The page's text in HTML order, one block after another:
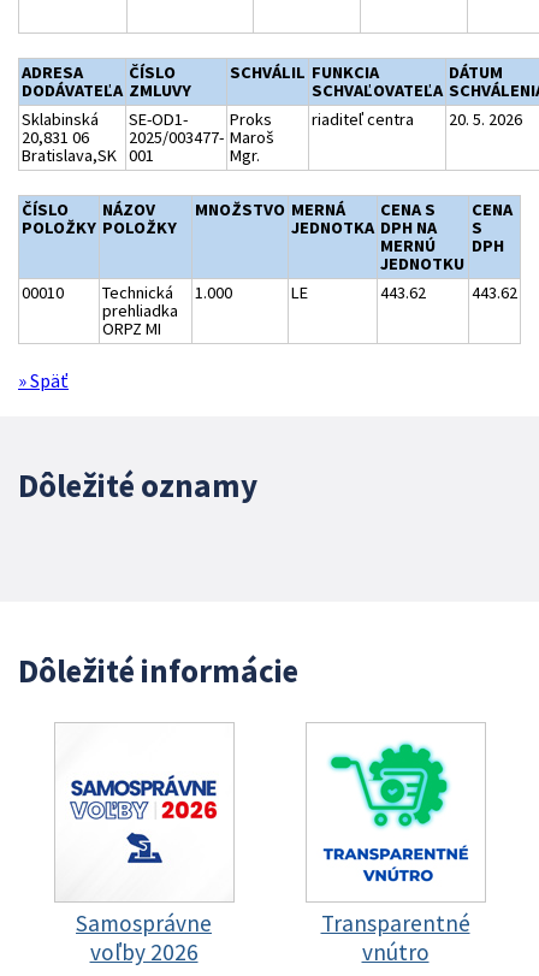
ADRESA
DODÁVATEĽA
ČÍSLO
ZMLUVY
SCHVÁLIL FUNKCIA
SCHVAĽOVATEĽA
DÁTUM
Sklabinská
20,831 06
Bratislava,SK
SE-OD1-
2025/003477-
001
Proks
Maroš
Mgr.
riaditeľ centra 20. 5. 2026
ČÍSLO
POLOŽKY
NÁZOV
POLOŽKY
MNOŽSTVO MERNÁ
JEDNOTKA
CENA S
DPH NA
MERNÚ
JEDNOTKU
CENA
S
DPH
00010
Technická
prehliadka
ORPZ MI
1.000 LE 443.62 443.62
» Späť
Dôležité oznamy
Dôležité informácie
Samosprávne
voľby 2026
Transparentné
vnútro